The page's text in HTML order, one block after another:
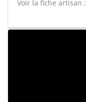
Voir la fiche artisan :